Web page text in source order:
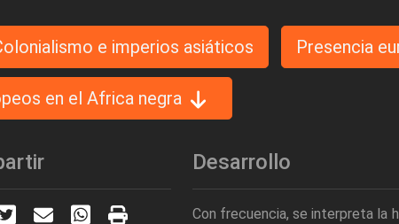
e imperios asiáticos Presencia
en el Africa negra
Desarrollo
Con frecuencia, se interpreta la